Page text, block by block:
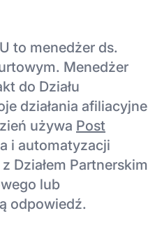
to menedżer ds.
Menedżer
do Działu
działania afiliacyjne
używa Post
i automatyzacji
Działem Partnerskim
lub
odpowiedź.